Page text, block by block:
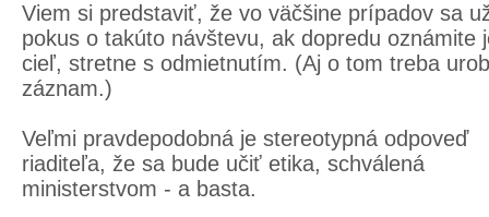
Viem si predstaviť, že vo väčšine prípadov sa
pokus o takúto návštevu, ak dopredu oznámite
cieľ, stretne s odmietnutím. (Aj o tom treba
záznam.)
Veľmi pravdepodobná je stereotypná odpoveď
riaditeľa, že sa bude učiť etika, schválená
ministerstvom - a basta.